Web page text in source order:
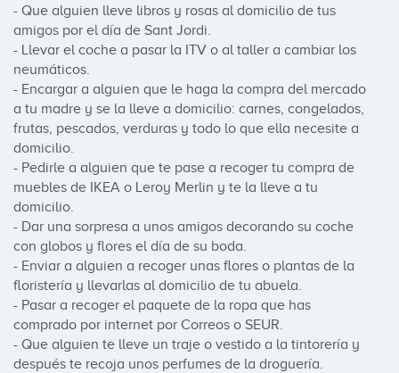
- Que alguien lleve libros y rosas al domicilio de tus
amigos por el día de Sant Jordi.
- Llevar el coche a pasar la ITV o al taller a cambiar los
neumáticos.
- Encargar a alguien que le haga la compra del mercado
a tu madre y se la lleve a domicilio: carnes, congelados,
frutas, pescados, verduras y todo lo que ella necesite a
domicilio.
- Pedirle a alguien que te pase a recoger tu compra de
muebles de IKEA o Leroy Merlin y te la lleve a tu
domicilio.
- Dar una sorpresa a unos amigos decorando su coche
con globos y flores el día de su boda.
- Enviar a alguien a recoger unas flores o plantas de la
floristería y llevarlas al domicilio de tu abuela.
- Pasar a recoger el paquete de la ropa que has
comprado por internet por Correos o SEUR.
- Que alguien te lleve un traje o vestido a la tintorería y
después te recoja unos perfumes de la droguería.